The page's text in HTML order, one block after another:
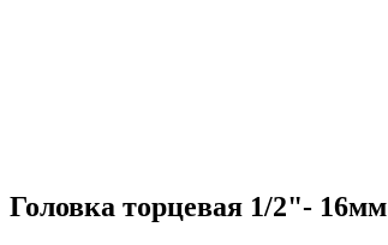
Головка торцевая 1/2"- 16мм